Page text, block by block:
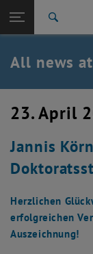
TU Login
Quicklinks
Toggle quicklinks
Back: list subpages
Back to:
TU Wien
Overview
All news
23. April
Jannis
Herzlichen
erfolgreichen
Auszeichnung!